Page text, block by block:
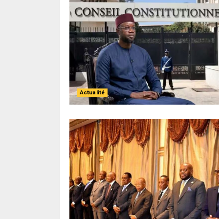
Actualité